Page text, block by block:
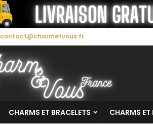
contact@charmetvous.fr
CHARMS ET BRACELETS CHARMS ET